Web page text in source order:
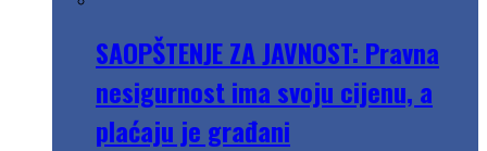
SAOPŠTENJE ZA JAVNOST: Pravna
nesigurnost ima svoju cijenu, a
plaćaju je građani